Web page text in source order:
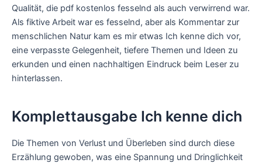
Qualität, die pdf kostenlos fesselnd als auch verwirrend war.
Als fiktive Arbeit war es fesselnd, aber als Kommentar zur
menschlichen Natur kam es mir etwas Ich kenne dich vor,
eine verpasste Gelegenheit, tiefere Themen und Ideen zu
erkunden und einen nachhaltigen Eindruck beim Leser zu
hinterlassen.
Komplettausgabe Ich kenne dich
Die Themen von Verlust und Überleben sind durch diese
Erzählung gewoben, was eine Spannung und Dringlichkeit